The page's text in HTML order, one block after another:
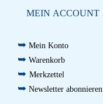
MEIN ACCOUNT
➥ Mein Konto
➥ Warenkorb
➥ Merkzettel
➥ Newsletter abonnieren